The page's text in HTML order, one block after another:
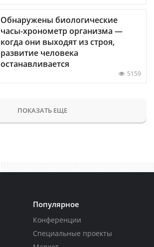
Обнаружены биологические
часы-хронометр организма —
когда они выходят из строя,
развитие человека
останавливается
5159
ПОКАЗАТЬ ЕЩЕ
Популярное
Конференции
Специальные проекты